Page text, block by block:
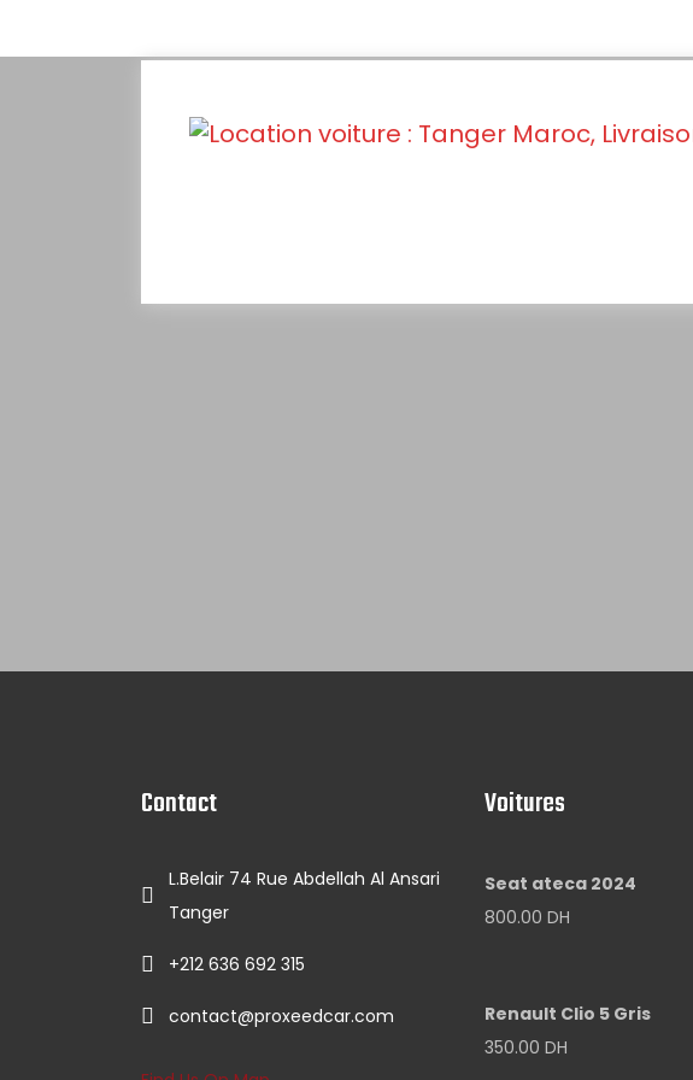
Contact
L.Belair 74 Rue Abdellah Al Ansari
Tanger
+212 636 692 315
contact@proxeedcar.com
Voitures
Seat ateca 2024
800.00 DH
Renault Clio 5 Gris
350.00 DH